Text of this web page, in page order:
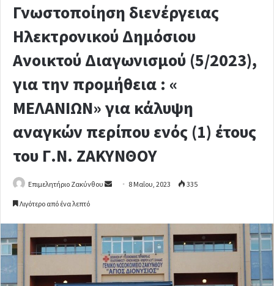
Γνωστοποίηση διενέργειας
Ηλεκτρονικού Δημόσιου
Ανοικτού Διαγωνισμού (5/2023),
για την προμήθεια : «
ΜΕΛΑΝΙΩΝ» για κάλυψη
αναγκών περίπου ενός (1) έτους
του Γ.Ν. ΖΑΚΥΝΘΟΥ
Επιμελητήριο Ζακύνθου
a
n
e
8 Μαΐου, 2023 335
Λιγότερο από ένα λεπτό